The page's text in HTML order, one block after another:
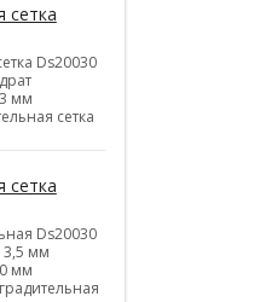
сетка
Ds20030
мм
сетка
сетка
Ds20030
мм
мм